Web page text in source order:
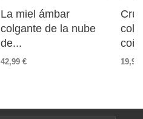
La miel ámbar
colgante de la nube
de...
42,99 € 19,99